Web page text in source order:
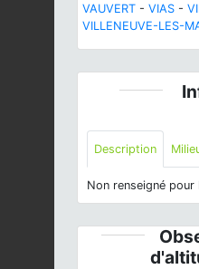
VAUVERT - VIAS -
VILLENEUVE-LES-
Description
Non renseigné pour